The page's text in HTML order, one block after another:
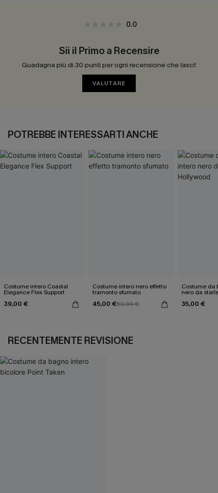
0.0
Sii il Primo a Recensire
Guadagna più di 30 punti per ogni recensione che lasci!
VALUTARE
POTREBBE INTERESSARTI ANCHE
Costume intero Coastal
Elegance Flex Support
39,00 €
Costume intero nero effetto
tramonto sfumato
45,00 €50,00 €
Costume da
nero da
35,00 €
RECENTEMENTE REVISIONE